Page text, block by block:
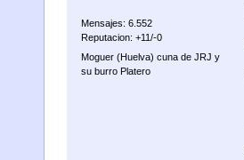
Mensajes: 6.552
Reputacion: +11/-0
Moguer (Huelva) cuna de JRJ y
su burro Platero